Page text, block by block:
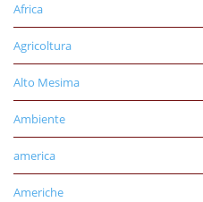
Africa
Agricoltura
Alto Mesima
Ambiente
america
Americhe